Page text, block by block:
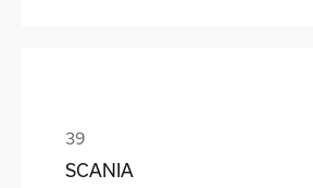
SCANIA